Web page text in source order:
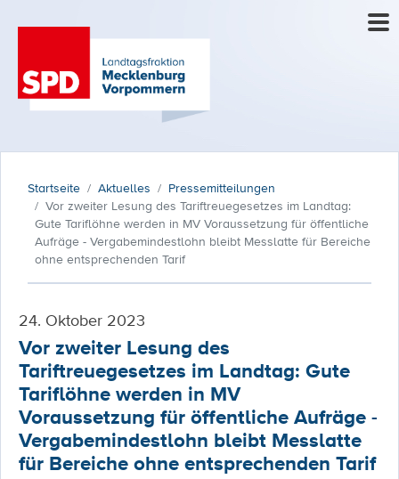
Startseite Aktuelles
Pressemitteilungen
Vor zweiter Lesung des Tariftreuegesetzes im Landtag:
Gute Tariﬂöhne werden in MV Voraussetzung für öﬀentliche
Aufräge - Vergabemindestlohn bleibt Messlatte für Bereiche
ohne entsprechenden Tarif
24. Oktober 2023
Vor zweiter Lesung des
Tariftreuegesetzes im Landtag: Gute
Tariﬂöhne werden in MV
Voraussetzung für öﬀentliche Aufräge -
Vergabemindestlohn bleibt Messlatte
für Bereiche ohne entsprechenden Tarif